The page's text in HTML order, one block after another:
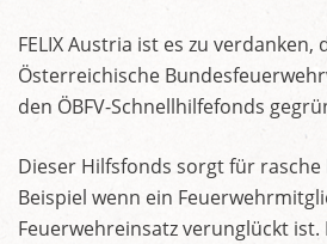
FELIX Austria ist es zu verdanken,
Österreichische
den ÖBFV-Schnellhilfefonds
Dieser Hilfsfonds sorgt für
Beispiel wenn ein
Feuerwehreinsatz verunglückt ist.